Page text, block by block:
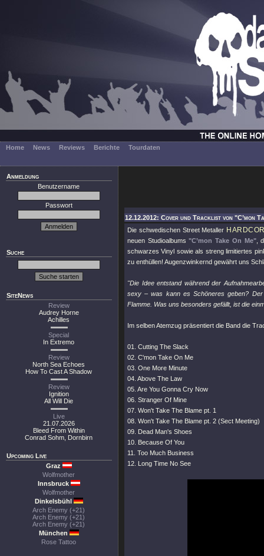
Home News Reviews Berichte Tourdaten
Anmeldung
Benutzername
Passwort
Suche
SiteNews
Review
Audrey Horne
Achilles
Special
In Extremo
Review
North Sea Echoes
How To Cast A Shadow
Review
Ignition
All Will Die
Live
21.07.2026
Bleed From Within
Conrad Sohm, Dornbirn
Upcoming Live
Graz
Wolfmother
Innsbruck
Wolfmother
Dinkelsbühl
Arch Enemy (+21)
Arch Enemy (+21)
Arch Enemy (+21)
München
Rose Tattoo
12.12.2012: Cover und Tracklist von "C’mon
Die schwedischen Street Metaller
neuen Studioalbums"C’mon Take On Me",
schwarzes Vinyl sowie als streng limitiertes
zu enthüllen! Augenzwinkernd gewährt uns
"Die Idee entstand während der
sexy – was kann es Schöneres geben?
Flamme. Was uns besonders gefällt, ist die
Im selben Atemzug präsentiert die Band die
01. Cutting The Slack
02. C'mon Take On Me
03. One More Minute
04. Above The Law
05. Are You Gonna Cry Now
06. Stranger Of Mine
07. Won't Take The Blame pt. 1
08. Won't Take The Blame pt. 2 (Sect Meeting)
09. Dead Man's Shoes
10. Because Of You
11. Too Much Business
12. Long Time No See